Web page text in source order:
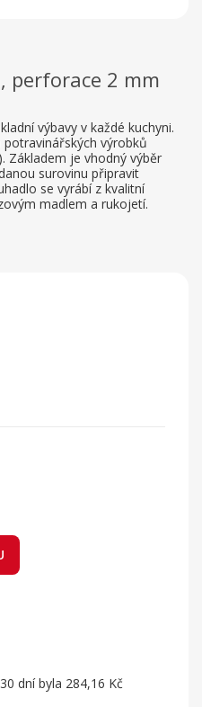
perforace 2 mm
výbavy v každé kuchyni.
výrobků
Základem je vhodný výběr
surovinu připravit
se vyrábí z kvalitní
madlem a rukojetí.
dní byla 284,16 Kč